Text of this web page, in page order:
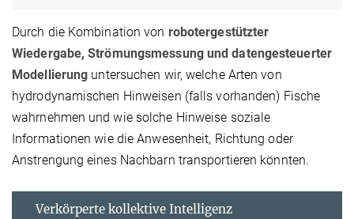
Durch die Kombination von robotergestützter
Wiedergabe, Strömungsmessung und datengesteuerter
Modellierung untersuchen wir, welche Arten von
hydrodynamischen Hinweisen (falls vorhanden) Fische
wahrnehmen und wie solche Hinweise soziale
Informationen wie die Anwesenheit, Richtung oder
Anstrengung eines Nachbarn transportieren könnten.
Verkörperte kollektive Intelligenz